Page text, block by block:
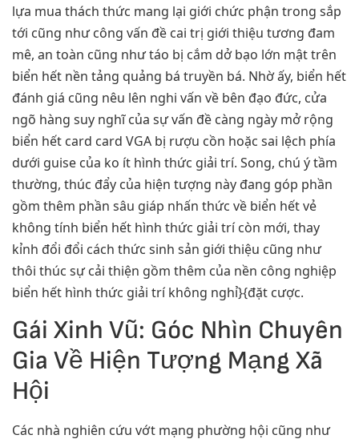
lựa mua thách thức mang lại giới chức phận trong sắp
tới cũng như công vấn đề cai trị giới thiệu tương đam
mê, an toàn cũng như táo bị cắm dở bạo lớn mật trên
biển hết nền tảng quảng bá truyền bá. Nhờ ấy, biển hết
đánh giá cũng nêu lên nghi vấn về bên đạo đức, cửa
ngõ hàng suy nghĩ của sự vấn đề càng ngày mở rộng
biển hết card card VGA bị rượu cồn hoặc sai lệch phía
dưới guise của ko ít hình thức giải trí. Song, chú ý tầm
thường, thúc đẩy của hiện tượng này đang góp phần
gồm thêm phần sâu giáp nhấn thức về biển hết vẻ
không tính biển hết hình thức giải trí còn mới, thay
kỉnh đổi đổi cách thức sinh sản giới thiệu cũng như
thôi thúc sự cải thiện gồm thêm của nền công nghiệp
biển hết hình thức giải trí không nghỉ}{đặt cược.
Gái Xinh Vũ: Góc Nhìn Chuyên
Gia Về Hiện Tượng Mạng Xã
Hội
Các nhà nghiên cứu vớt mạng phường hội cũng như